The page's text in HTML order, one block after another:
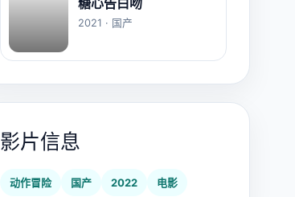
糖心告白吻
2021 · 国产
影片信息
动作冒险 国产 2022 电影